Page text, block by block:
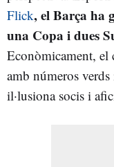
Flick, el Barça ha
una Copa i dues
Econòmicament, el
amb números
il·lusiona socis i